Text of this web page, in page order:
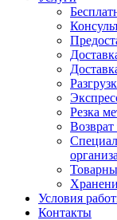
Резка
Возврат
Условия
Контакты